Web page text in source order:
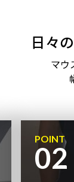
日々
マウ
POINT
02